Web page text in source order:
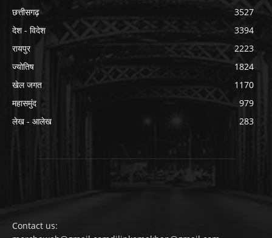
छत्तीसगढ़
3527
देश - विदेश
3394
रायपुर
2223
ज्योतिष
1824
खेल जगत
1170
महासमुंद
979
लेख - आलेख
283
Contact us: